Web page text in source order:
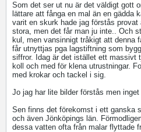
Som det ser ut nu är det väldigt gott
lättare att fånga en mal än en gädda
varit en skurk hade jag förstås
stora, men det får man ju inte.. Och
kul, men vansinnigt tråkigt att denna
får utnyttjas pga lagstiftning som
siffror. Idag är det istället ett massivt
koll och med för klena utrustningar.
med krokar och tackel i sig.
Jo jag har lite bilder förstås men
Sen finns det förekomst i ett ganska
och även Jönköpings län.
dessa vatten ofta från malar flyttade